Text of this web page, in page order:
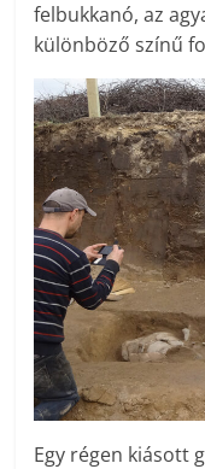
felbukkanó, az
különböző színű
Egy régen kiásott